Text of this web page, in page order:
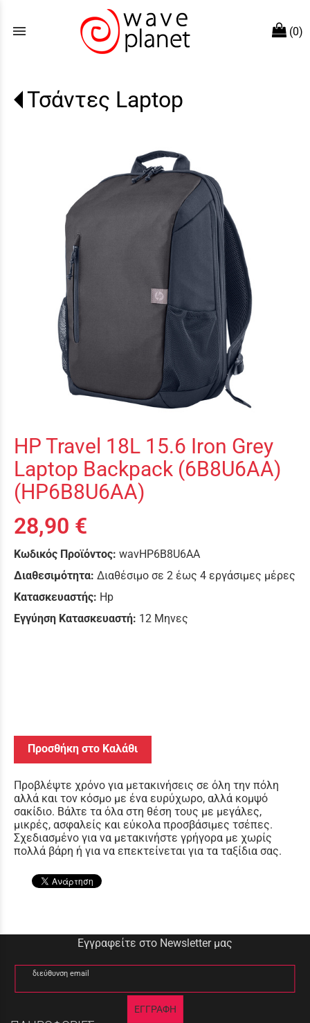
menu (0)
Τσάντες Laptop
HP Travel 18L 15.6 Iron Grey
Laptop Backpack (6B8U6AA)
(HP6B8U6AA)
28,90 €
Κωδικός Προϊόντος: wavHP6B8U6AA
Διαθεσιμότητα: Διαθέσιμο σε 2 έως 4 εργάσιμες μέρες
Κατασκευαστής: Hp
Εγγύηση Κατασκευαστή: 12 Μηνες
Προσθήκη στο Καλάθι
Προβλέψτε χρόνο για μετακινήσεις σε όλη την πόλη
αλλά και τον κόσμο με ένα ευρύχωρο, αλλά κομψό
σακίδιο. Βάλτε τα όλα στη θέση τους με μεγάλες,
μικρές, ασφαλείς και εύκολα προσβάσιμες τσέπες.
Σχεδιασμένο για να μετακινήστε γρήγορα με χωρίς
πολλά βάρη ή για να επεκτείνεται για τα ταξίδια σας.
Εγγραφείτε στο Newsletter μας
διεύθυνση email
ΕΓΓΡΑΦΗ